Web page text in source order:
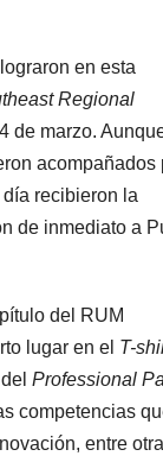
en esta
Regional
de marzo.
acompañados
recibieron la
de inmediato a
del RUM
lugar en el T-
Professional
competencias
entre